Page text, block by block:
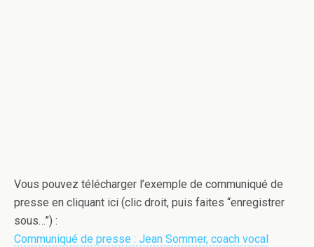
Vous pouvez télécharger l’exemple de communiqué de
presse en cliquant ici (clic droit, puis faites “enregistrer
sous…”) :
Communiqué de presse : Jean Sommer, coach vocal